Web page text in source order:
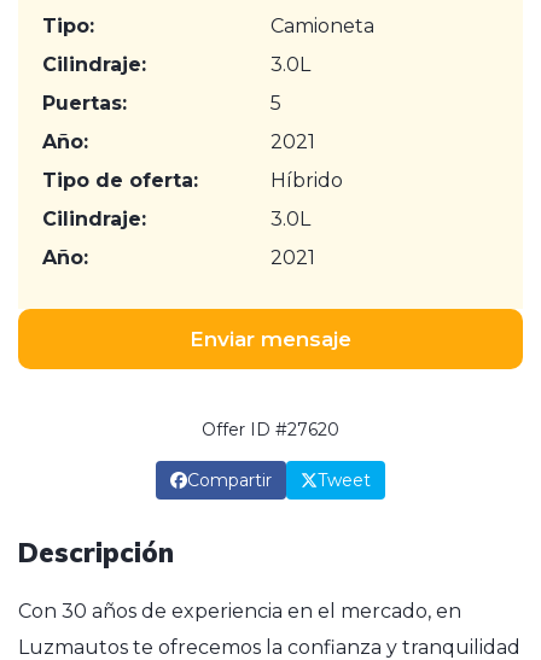
Tipo:
Camioneta
Cilindraje:
3.0L
Puertas:
5
Año:
2021
Tipo de oferta:
Híbrido
Cilindraje:
3.0L
Año:
2021
Enviar mensaje
Offer ID #27620
Compartir Tweet
Descripción
Con 30 años de experiencia en el mercado, en
Luzmautos te ofrecemos la confianza y tranquilidad